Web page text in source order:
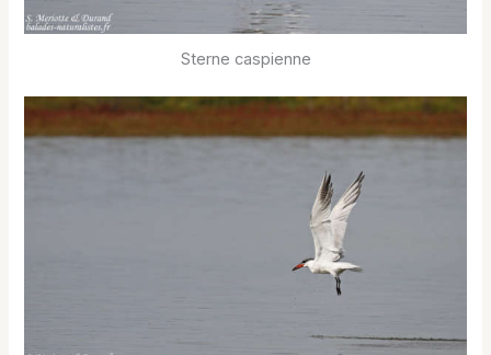
Sterne caspienne